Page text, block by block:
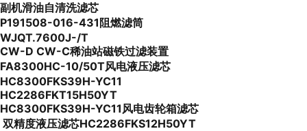
副机滑油自清洗滤芯
P191508-016-431阻燃滤筒
WJQT.7600J-/T
CW-D CW-C稀油站磁铁过滤装置
FA8300HC-10/50T风电液压滤芯
HC8300FKS39H-YC11
HC2286FKT15H50YT
HC8300FKS39H-YC11风电齿轮箱滤芯
双精度液压滤芯HC2286FKS12H50YT